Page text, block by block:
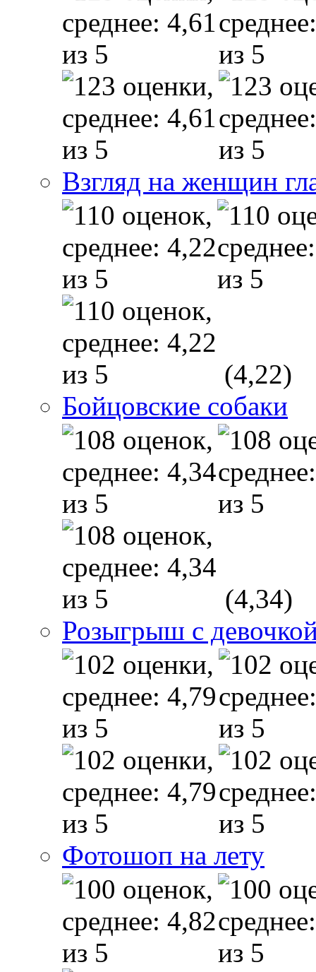
Взгляд на женщин
(4,22)
Бойцовские собаки
(4,34)
Розыгрыш с
Фотошоп на лету